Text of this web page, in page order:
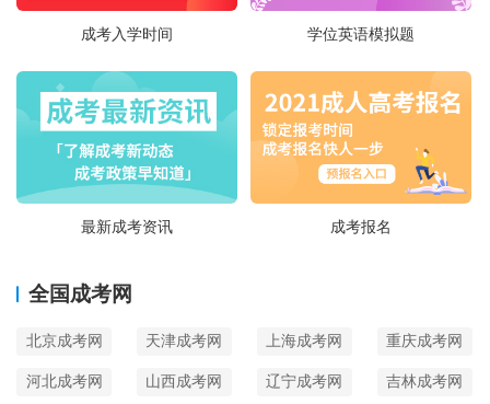
成考入学时间 学位英语模拟题
最新成考资讯 成考报名
全国成考网
北京成考网 天津成考网 上海成考网 重庆成考网
河北成考网 山西成考网 辽宁成考网 吉林成考网